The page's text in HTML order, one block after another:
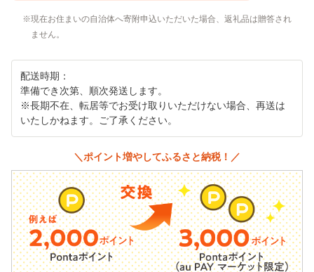
現在お住まいの自治体へ寄附申込いただいた場合、返礼品は贈答され
ません。
配送時期：
準備でき次第、順次発送します。
※長期不在、転居等でお受け取りいただけない場合、再送は
いたしかねます。ご了承ください。
＼ポイント増やしてふるさと納税！／